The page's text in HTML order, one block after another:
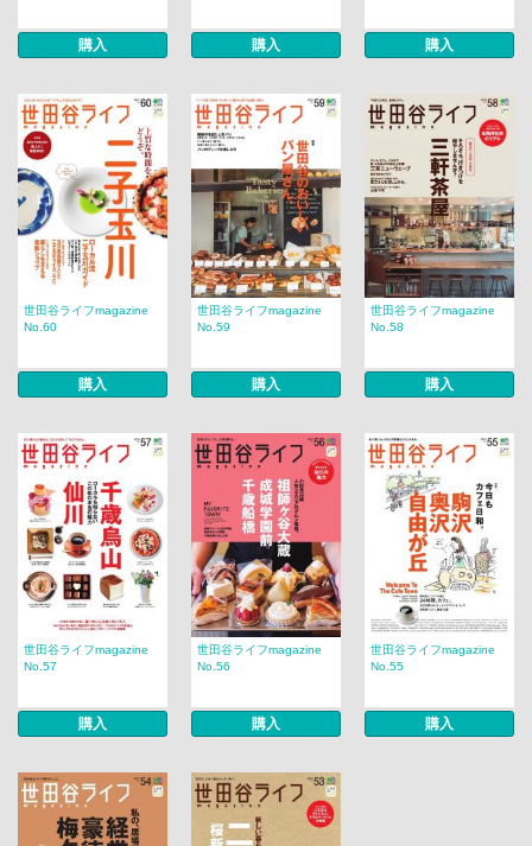
購入 購入 購入
世田谷ライフmagazine
No.60
購入
世田谷ライフmagazine
No.59
購入
世田谷ライフmagazine
No.58
購入
世田谷ライフmagazine
No.57
購入
世田谷ライフmagazine
No.56
購入
世田谷ライフmagazine
No.55
購入